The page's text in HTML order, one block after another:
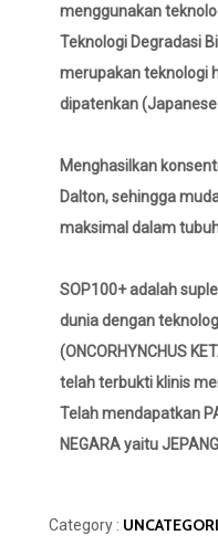
menggunakan
Teknologi Degradasi
merupakan teknologi
dipatenkan
Menghasilkan
Dalton, sehingga
maksimal dalam
SOP100+ adalah
dunia dengan
(ONCORHYNCHUS
telah terbukti klinis
Telah mendapatkan
NEGARA yaitu
Category :